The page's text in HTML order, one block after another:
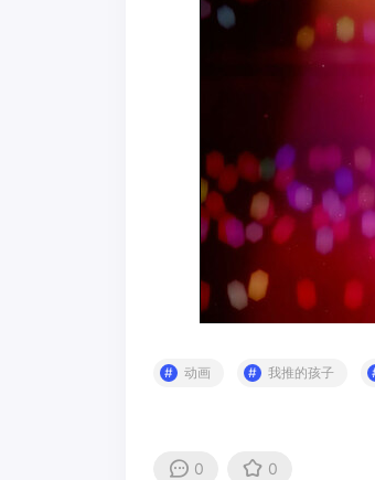
动画 我推的孩子
0 0